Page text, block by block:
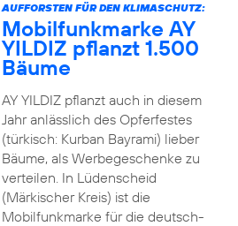
AUFFORSTEN FÜR DEN KLIMASCHUTZ:
Mobilfunkmarke AY
YILDIZ pflanzt 1.500
Bäume
AY YILDIZ pflanzt auch in diesem
Jahr anlässlich des Opferfestes
(türkisch: Kurban Bayrami) lieber
Bäume, als Werbegeschenke zu
verteilen. In Lüdenscheid
(Märkischer Kreis) ist die
Mobilfunkmarke für die deutsch-